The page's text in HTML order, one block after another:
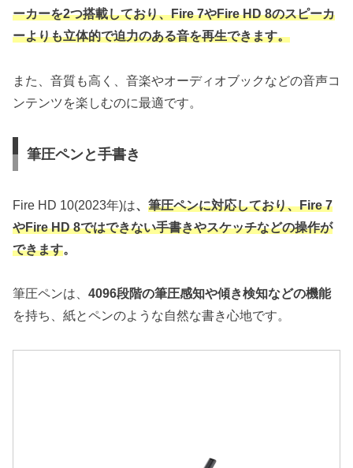
ーカーを2つ搭載しており、Fire 7やFire HD 8のスピーカ
ーよりも立体的で迫力のある音を再生できます。
また、音質も高く、音楽やオーディオブックなどの音声コ
ンテンツを楽しむのに最適です。
筆圧ペンと手書き
Fire HD 10(2023年)は、 筆圧ペンに対応しており、Fire 7
やFire HD 8ではできない手書きやスケッチなどの操作が
できます。
筆圧ペンは、 4096段階の筆圧感知や傾き検知などの機能
を持ち、紙とペンのような自然な書き心地です。